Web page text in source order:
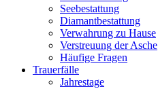
Seebestattung
Diamantbestattung
Verwahrung zu Hause
Verstreuung der Asche
Häufige Fragen
Trauerfälle
Jahrestage